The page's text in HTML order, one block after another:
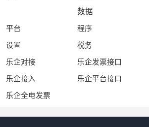
数据
平台
程序
设置
税务
乐企对接
乐企发票接口
乐企接入
乐企平台接口
乐企全电发票